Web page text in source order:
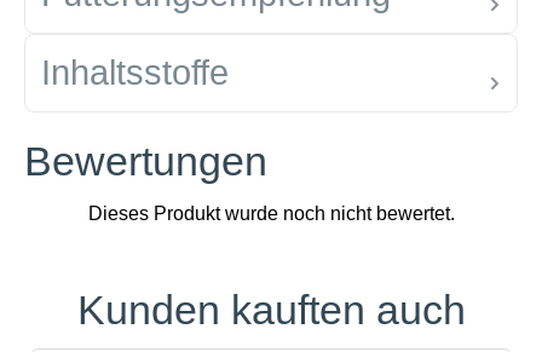
Inhaltsstoffe
Bewertungen
Produktgalerie überspringen
Kunden kauften auch